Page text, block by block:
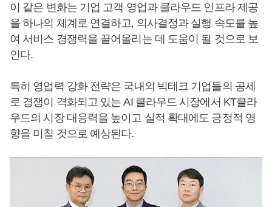
이 같은 변화는 기업 고객 영업과 클라우드 인프라 제공
을 하나의 체계로 연결하고, 의사결정과 실행 속도를 높
여 서비스 경쟁력을 끌어올리는 데 도움이 될 것으로 보
인다.
특히 영업력 강화 전략은 국내외 빅테크 기업들의 공세
로 경쟁이 격화되고 있는 AI 클라우드 시장에서 KT클라
우드의 시장 대응력을 높이고 실적 확대에도 긍정적 영
향을 미칠 것으로 예상된다.